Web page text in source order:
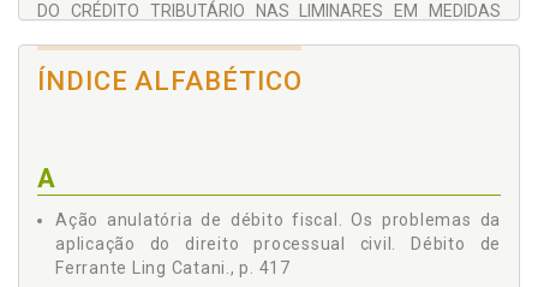
DO CRÉDITO TRIBUTÁRIO NAS LIMINARES EM MEDIDAS
AÇÕES CONTRA A FAZENDA PÚBLICA EM MATÉRIA
TUTELA JURISDICIONAL ANTECIPATÓRIA NO ATUAL
SISTEMA PROCESSUAL TRIBUTÁRIO BRASILEIRO - JOSÉ
MARIO TAFURI, p. 317
MEDIDA CAUTELAR FISCAL - VOLNEY CAMPOS DOS
SANTOS, p. 357
ÍNDICE ALFABÉTICO
A
Ação anulatória de débito fiscal. Os problemas da
aplicação do direito processual civil. Débito de
Ferrante Ling Catani., p. 417